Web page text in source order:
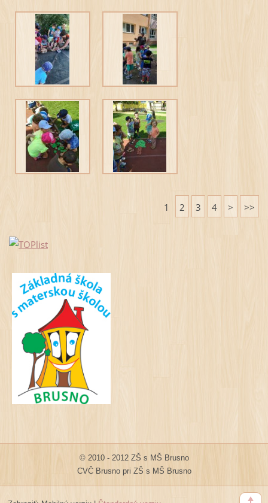
1 2 3 4 > >>
© 2010 - 2012 ZŠ s MŠ Brusno
CVČ Brusno pri ZŠ s MŠ Brusno